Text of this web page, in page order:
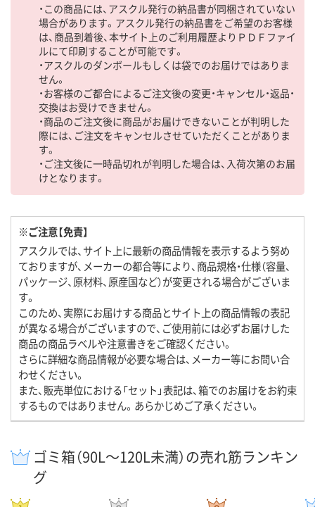
・この商品には、アスクル発行の納品書が同梱されていない
場合があります。アスクル発行の納品書をご希望のお客様
は、商品到着後、本サイト上のご利用履歴よりＰＤＦファイ
ルにて印刷することが可能です。
・アスクルのダンボールもしくは袋でのお届けではありま
せん。
・お客様のご都合によるご注文後の変更・キャンセル・返品・
交換はお受けできません。
・商品のご注文後に商品がお届けできないことが判明した
際には、ご注文をキャンセルさせていただくことがありま
す。
・ご注文後に一時品切れが判明した場合は、入荷次第のお届
けとなります。
※ご注意【免責】
アスクルでは、サイト上に最新の商品情報を表示するよう努め
ておりますが、メーカーの都合等により、商品規格・仕様（容量、
パッケージ、原材料、原産国など）が変更される場合がございま
す。
このため、実際にお届けする商品とサイト上の商品情報の表記
が異なる場合がございますので、ご使用前には必ずお届けした
商品の商品ラベルや注意書きをご確認ください。
さらに詳細な商品情報が必要な場合は、メーカー等にお問い合
わせください。
また、販売単位における「セット」表記は、箱でのお届けをお約束
するものではありません。あらかじめご了承ください。
ゴミ箱（90L～120L未満）の売れ筋ランキン
グ